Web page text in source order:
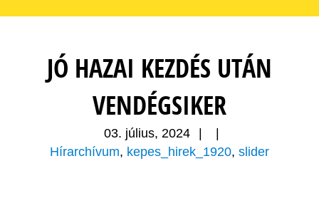
JÓ HAZAI KEZDÉS UTÁN
VENDÉGSIKER
03. július, 2024
Hírarchívum, kepes_hirek_1920, slider